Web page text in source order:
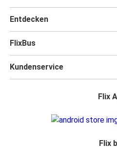
Entdecken
FlixBus
Kundenservice
Flix
Flix